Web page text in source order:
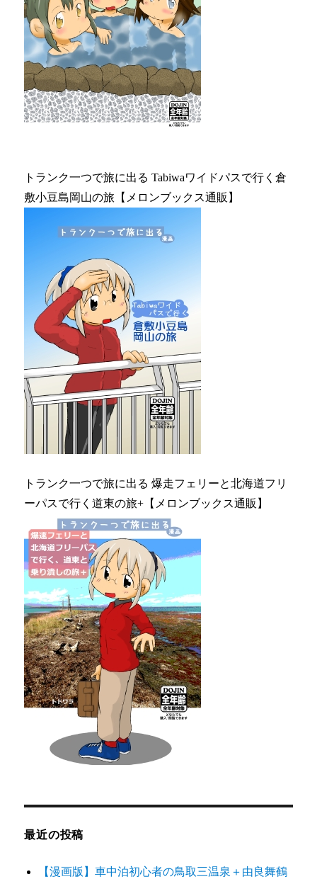
トランク一つで旅に出る Tabiwaワイドパスで行く倉
敷小豆島岡山の旅【メロンブックス通販】
トランク一つで旅に出る 爆走フェリーと北海道フリ
ーパスで行く道東の旅+【メロンブックス通販】
最近の投稿
【漫画版】車中泊初心者の鳥取三温泉＋由良舞鶴